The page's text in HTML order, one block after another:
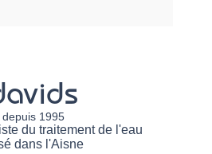
depuis 1995
du traitement de l'eau
dans l'Aisne